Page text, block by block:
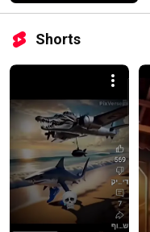
Shorts